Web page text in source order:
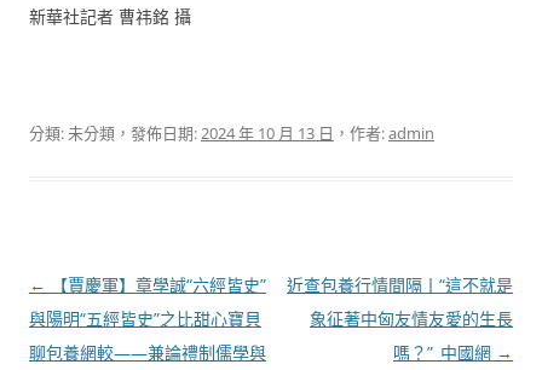
新華社記者 曹祎銘 攝
分類: 未分類，發佈日期:2024 年 10 月 13 日 ，作者:admin
文
章
導
←
【賈慶軍】章學誠“六經皆史”
與陽明“五經皆史”之比甜心寶貝
聊包養網較——兼論禮制儒學與
近查包養行情間隔丨“這不就是
象征著中匈友情友愛的生長
嗎？”_中國網 →